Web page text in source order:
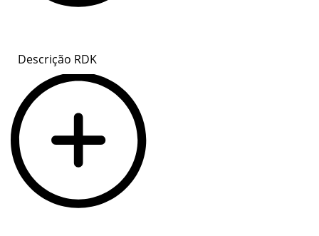
Descrição RDK